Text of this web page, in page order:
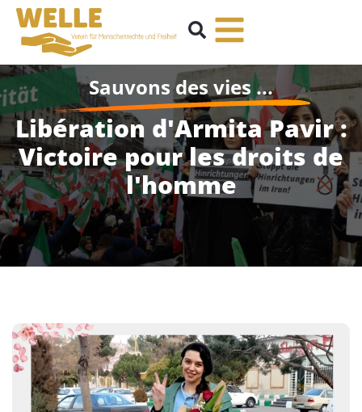
Sauvons des vies ...
Libération d'Armita Pavir :
Victoire pour les droits de
l'homme